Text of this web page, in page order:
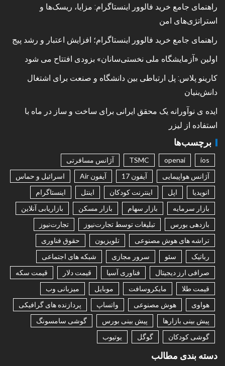
راهنمای جامع خرید فالوور اینستاگرام: مزایا، ریسک‌ها و
استراتژی‌های امن
راهنمای جامع خرید فالوور اینستاگرام؛ افزایش اعتبار و رشد پیج
اولین «آزمایشگاه ملی نخستی‌سانان» بزودی افتتاح می شود
کارینو پلاس: پل ارتباطی بین دانشگاه و صنعت برای اشتغال
دانش‌بنیان
ایده ی نوآورانه یک محقق ایرانی برای ساخت و ساز در ماه با
استفاده از لیزر
برچسب‌ها
ios
openai
TSMC
آژانس مسافرتی
آژانس هواپیمایی
آیفون 17 آیفون Air
اسرائیل و حماس
انویدیا
اپل اینترنت کودکان اینتل
اینستاگرام
بازار سرمایه
بازار سهام بازار مسکن
بازاریابی آنلاین
بازدهی بورس
تبلیغات توسط تجارت‌نیوز
تجارت‌نیوز
تراشه های هوش مصنوعی
تلویزیون
حقوق فناوری
رباتیک
سئو سرور مجازی
شبکه های اجتماعی
صرافی ارز دیجیتال
فناوری آسیا قیمت دلار
قیمت سکه
قیمت طلا
مایکروسافت موبایل
میزبانی وب
هواوی
هوش مصنوعی واتساپ
پردازنده های گرافیکی
پیش بینی بازارها
پیش بینی بورس
گوشی سامسونگ
گوشی کودکان
گوگل یوتیوب
دسته بندی مطالب